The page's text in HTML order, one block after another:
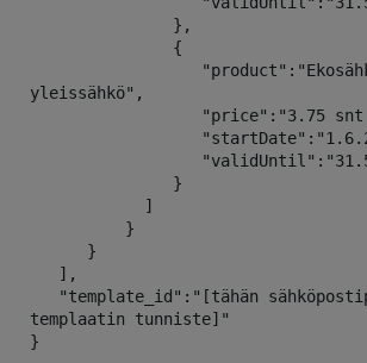
yleissähkö",
templaatin tunniste]"
}